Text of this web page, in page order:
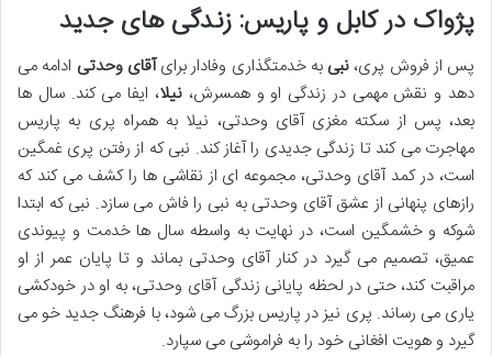
پژواک در کابل و پاریس: زندگی های جدید
پس از فروش پری، نبی به خدمتگذاری وفادار برایآقای وحدتی ادامه می
دهد و نقش مهمی در زندگی او و همسرش،نیلا، ایفا می کند. سال ها
بعد، پس از سکته مغزی آقای وحدتی، نیلا به همراه پری به پاریس
مهاجرت می کند تا زندگی جدیدی را آغاز کند. نبی که از رفتن پری غمگین
است، در کمد آقای وحدتی، مجموعه ای از نقاشی ها را کشف می کند که
رازهای پنهانی از عشق آقای وحدتی به نبی را فاش می سازد. نبی که ابتدا
شوکه و خشمگین است، در نهایت به واسطه سال ها خدمت و پیوندی
عمیق، تصمیم می گیرد در کنار آقای وحدتی بماند و تا پایان عمر از او
مراقبت کند، حتی در لحظه پایانی زندگی آقای وحدتی، به او در خودکشی
یاری می رساند. پری نیز در پاریس بزرگ می شود، با فرهنگ جدید خو می
گیرد و هویت افغانی خود را به فراموشی می سپارد.